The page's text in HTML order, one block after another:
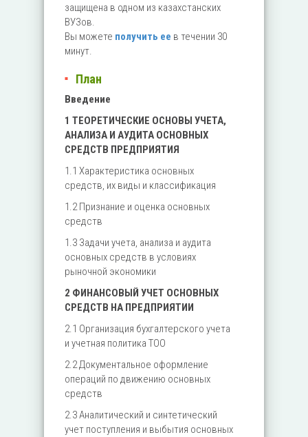
защищена в одном из казахстанских
ВУЗов.
Вы можете получить ее в течении 30
минут.
План
Введение
1 ТЕОРЕТИЧЕСКИЕ ОСНОВЫ УЧЕТА,
АНАЛИЗА И АУДИТА ОСНОВНЫХ
СРЕДСТВ ПРЕДПРИЯТИЯ
1.1 Характеристика основных
средств, их виды и классификация
1.2 Признание и оценка основных
средств
1.3 Задачи учета, анализа и аудита
основных средств в условиях
рыночной экономики
2 ФИНАНСОВЫЙ УЧЕТ ОСНОВНЫХ
СРЕДСТВ НА ПРЕДПРИЯТИИ
2.1 Организация бухгалтерского учета
и учетная политика ТОО
2.2 Документальное оформление
операций по движению основных
средств
2.3 Аналитический и синтетический
учет поступления и выбытия основных